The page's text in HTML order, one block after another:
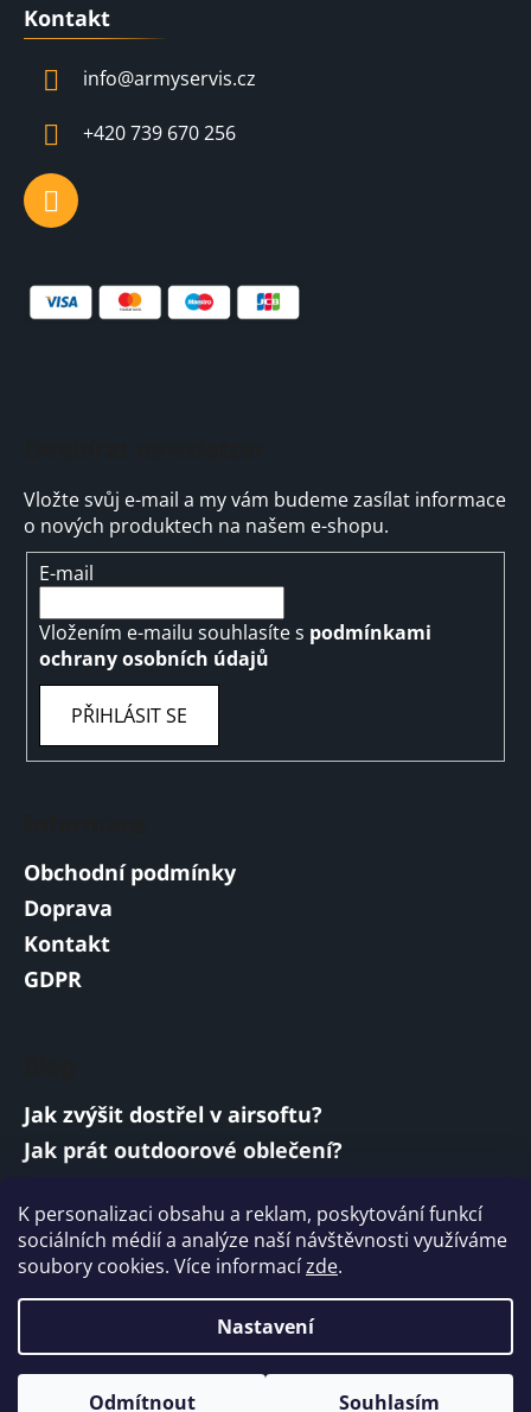
K personalizaci obsahu a reklam, poskytování funkcí
sociálních médií a analýze naší návštěvnosti využíváme
soubory cookies. Více informacízde.
Nastavení
Odmítnout Souhlasím
Kontakt
info@armyservis.cz
+420 739 670 256
Vložte svůj e-mail a my vám budeme zasílat informace
o nových produktech na našem e-shopu.
E-mail
Vložením e-mailu souhlasíte s podmínkami
ochrany osobních údajů
PŘIHLÁSIT SE
Obchodní podmínky
Doprava
Kontakt
GDPR
Jak zvýšit dostřel v airsoftu?
Jak prát outdoorové oblečení?
Vojenská a armádní sluchátka: co musí
splňovat?
ARCHIV
Vytvořil Shoptet